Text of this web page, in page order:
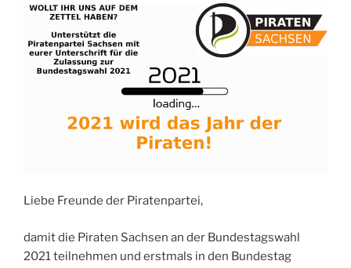
Liebe Freunde der Piratenpartei,
damit die Piraten Sachsen an der Bundestagswahl
2021 teilnehmen und erstmals in den Bundestag